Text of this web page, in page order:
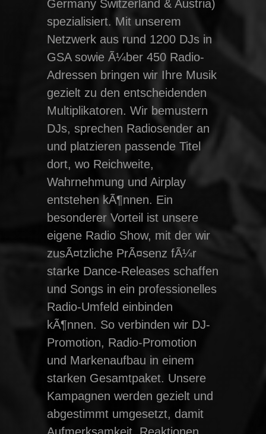
Germany Switzerland & Austria)
spezialisiert. Mit unserem
Netzwerk aus rund 1200 DJs in
GSA sowie Ã¼ber 450 Radio-
Adressen bringen wir Ihre Musik
gezielt zu den entscheidenden
Multiplikatoren. Wir bemustern
DJs, sprechen Radiosender an
und platzieren passende Titel
dort, wo Reichweite,
Wahrnehmung und Airplay
entstehen kÃ¶nnen. Ein
besonderer Vorteil ist unsere
eigene Radio Show, mit der wir
zusÃ¤tzliche PrÃ¤senz fÃ¼r
starke Dance-Releases schaffen
und Songs in ein professionelles
Radio-Umfeld einbinden
kÃ¶nnen. So verbinden wir DJ-
Promotion, Radio-Promotion
und Markenaufbau in einem
starken Gesamtpaket. Unsere
Kampagnen werden gezielt und
abgestimmt umgesetzt, damit